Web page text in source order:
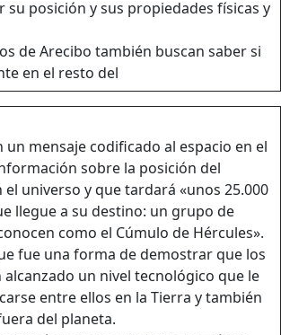
su posición y sus propiedades físicas y
de Arecibo también buscan saber si
en el resto del
un mensaje codificado al espacio en el
sobre la posición del
el universo y que tardará «unos 25.000
llegue a su destino: un grupo de
como el Cúmulo de Hércules».
fue una forma de demostrar que los
un nivel tecnológico que le
entre ellos en la Tierra y también
del planeta.